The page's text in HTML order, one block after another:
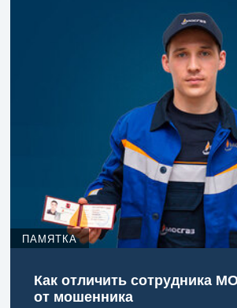
ПАМЯТКА
Как отличить сотрудника
от мошенника